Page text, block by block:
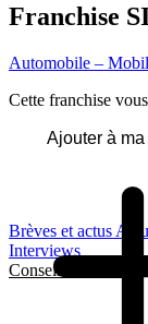
Brèves et actus
Interviews
Conseils et Guides
Franchise
Automobile –
Cette franchise
Ajouter à